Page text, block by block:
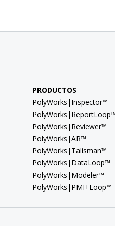
PRODUCTOS
PolyWorks|Inspector™
PolyWorks|Reviewer™
PolyWorks|AR™
PolyWorks|Talisman™
PolyWorks|DataLoop™
PolyWorks|Modeler™
PolyWorks|PMI+Loop™